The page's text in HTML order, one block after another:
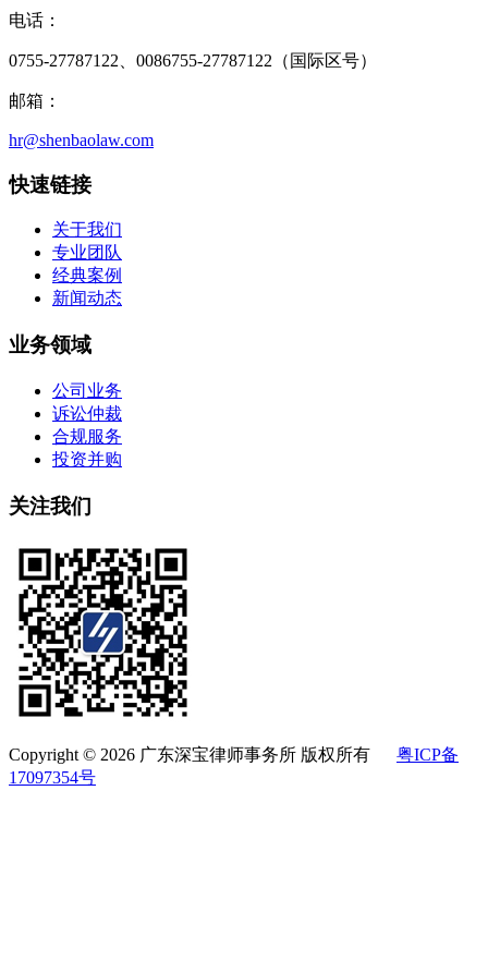
电话：
0755-27787122、0086755-27787122（国际区号）
邮箱：
hr@shenbaolaw.com
快速链接
关于我们
专业团队
经典案例
新闻动态
业务领域
公司业务
诉讼仲裁
合规服务
投资并购
关注我们
Copyright © 2026 广东深宝律师事务所 版权所有 粤ICP备
17097354号